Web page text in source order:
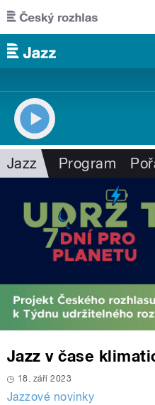
Přejít k hlavnímu obsahu
Jazz Program
Jazz v čase
18. září 2023
Jazzové novinky